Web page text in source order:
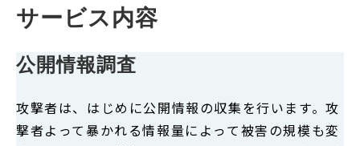
サービス内容
公開情報調査
攻撃者は、はじめに公開情報の収集を行います。攻
撃者よって暴かれる情報量によって被害の規模も変